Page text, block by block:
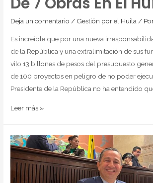
Deja un comentario / Gestión por el Huila/
Es increíble que por una nueva
de la República y una extralimitación de sus
vilo 13 billones de pesos del presupuesto
de 100 proyectos en peligro de no poder
Presidente de la República no ha entendido
Leer más »